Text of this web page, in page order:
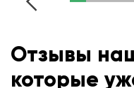
Отзывы
которые